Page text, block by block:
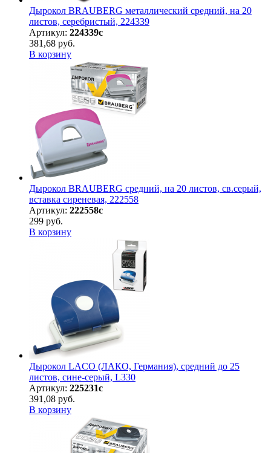
Дырокол BRAUBERG металлический средний, на 20
листов, серебристый, 224339
Артикул: 224339с
381,68 руб.
В корзину
Дырокол BRAUBERG средний, на 20 листов, св.серый,
вставка сиреневая, 222558
Артикул: 222558с
299 руб.
В корзину
Дырокол LACO (ЛАКО, Германия), средний до 25
листов, сине-серый, L330
Артикул: 225231с
391,08 руб.
В корзину